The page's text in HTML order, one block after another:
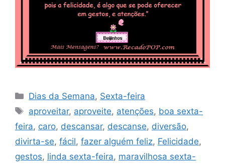
Categorias
Dias da Semana, Sexta-feira
Tags
aproveitar, aproveite, atenções, boa sexta-
feira, caro, descansar, descanse, diversão,
divirta-se, fácil, fazer alguém feliz, Felicidade,
gestos, linda sexta-feira, maravilhosa sexta-